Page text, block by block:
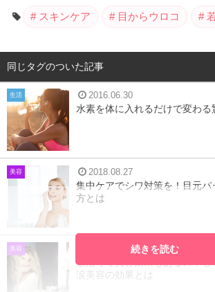
スキンケア 目からウロコ
同じタグのついた記事
生活 2016.06.30
水素を体に入れるだけで変わる
美容 2018.08.27
集中ケアでシワ対策を！目元パ
方とは
美容 2017.12.22
涙活って美容効果もあるの？心
涙美容の効果とは
続きを読む